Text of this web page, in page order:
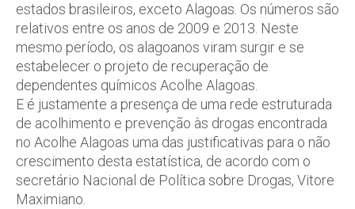
estados brasileiros, exceto Alagoas. Os números são
relativos entre os anos de 2009 e 2013. Neste
mesmo período, os alagoanos viram surgir e se
estabelecer o projeto de recuperação de
dependentes químicos Acolhe Alagoas.
E é justamente a presença de uma rede estruturada
de acolhimento e prevenção às drogas encontrada
no Acolhe Alagoas uma das justificativas para o não
crescimento desta estatística, de acordo com o
secretário Nacional de Política sobre Drogas, Vitore
Maximiano.